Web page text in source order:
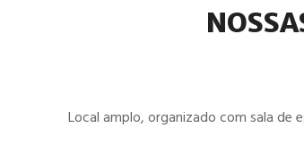
Local amplo, organizado com sala de